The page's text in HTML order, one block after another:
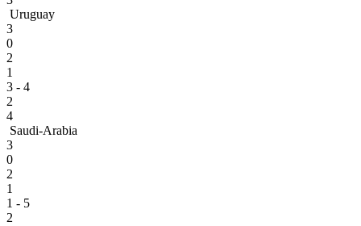
Uruguay
3
0
2
1
3 - 4
2
4
Saudi-Arabia
3
0
2
1
1 - 5
2